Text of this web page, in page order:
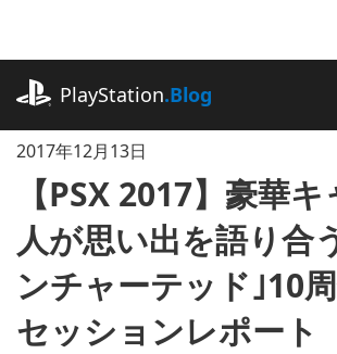
に
キ
ッ
プ
PlayStation.Blog
2017年12月13日
【PSX 2017】豪華
人が思い出を語り合
ンチャーテッド｣10
セッションレポート